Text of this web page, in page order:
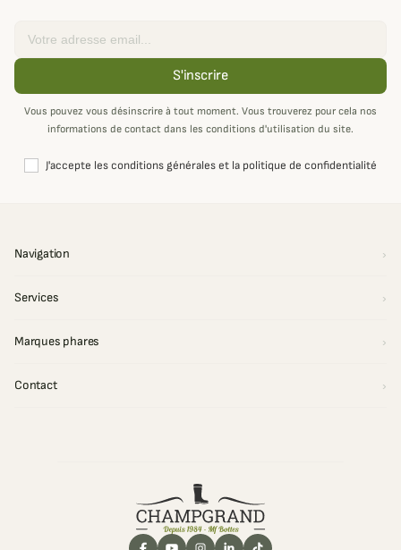
S'inscrire
Vous pouvez vous désinscrire à tout moment. Vous trouverez pour cela nos
informations de contact dans les conditions d'utilisation du site.
J'accepte les conditions générales et la politique de confidentialité
Navigation
Services
Marques phares
Contact